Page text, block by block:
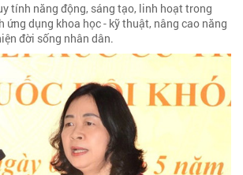
tính năng động, sáng tạo, linh hoạt trong
ứng dụng khoa học - kỹ thuật, nâng cao năng
đời sống nhân dân.